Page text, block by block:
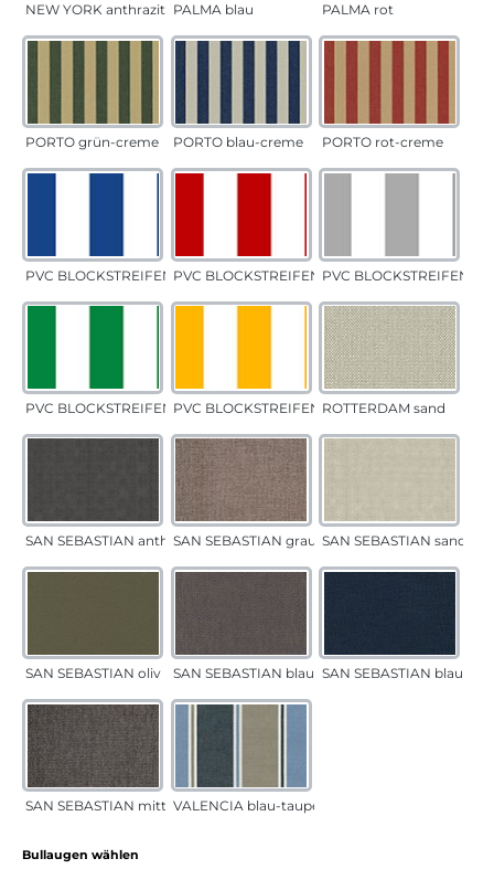
NEW YORK anthrazit PALMA blau PALMA rot
PORTO grün-creme PORTO blau-creme PORTO rot-creme
PVC BLOCKSTREIFEN blauPVC BLOCKSTREIFEN rotPVC BLOCKSTREIFEN
PVC BLOCKSTREIFEN grünPVC BLOCKSTREIFEN gelbROTTERDAM sand
SAN SEBASTIAN anthrazitSAN SEBASTIAN grau-sandSAN SEBASTIAN sand
SAN SEBASTIAN oliv SAN SEBASTIAN blau-sandSAN SEBASTIAN blau
SAN SEBASTIAN mittelgrauVALENCIA blau-taupe
Bullaugen wählen